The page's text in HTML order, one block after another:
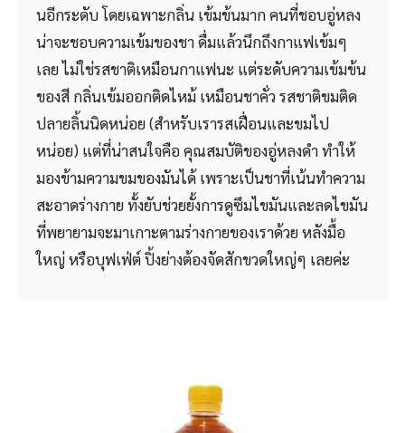
นอีกระดับ โดยเฉพาะกลิ่น เข้มข้นมาก คนที่ชอบอู่หลง
น่าจะชอบความเข้มของชา ดื่มแล้วนึกถึงกาแฟเข้มๆ
เลย ไม่ใช่รสชาติเหมือนกาแฟนะ แต่ระดับความเข้มข้น
ของสี กลิ่นเข้มออกติดไหม้ เหมือนชาคั่ว รสชาติขมติด
ปลายลิ้นนิดหน่อย (สำหรับเรารสเฝื่อนและขมไป
หน่อย) แต่ที่น่าสนใจคือ คุณสมบัติของอู่หลงดำ ทำให้
มองข้ามความขมของมันได้ เพราะเป็นชาที่เน้นทำความ
สะอาดร่างกาย ทั้งยับช่วยยั้งการดูซึมไขมันและลดไขมัน
ที่พยายามจะมาเกาะตามร่างกายของเราด้วย หลังมื้อ
ใหญ่ หรือบุฟเฟ่ต์ ปิ้งย่างต้องจัดสักขวดใหญ่ๆ เลยค่ะ